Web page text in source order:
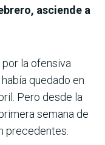
asciende a
la ofensiva
quedado en
Pero desde la
semana de
precedentes.